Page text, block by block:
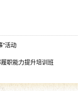
”活动
职能力提升培训班